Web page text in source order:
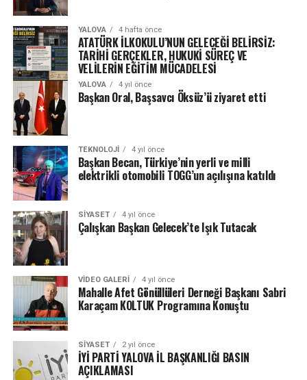
YALOVA 4 hafta önce
ATATÜRK İLKOKULU’NUN GELECEĞİ BELİRSİZ:
TARİHİ GERÇEKLER, HUKUKİ SÜREÇ VE
VELİLERİN EĞİTİM MÜCADELESİ
YALOVA 4 yıl önce
Başkan Oral, Başsavcı Öksüz’ü ziyaret etti
TEKNOLOJI 4 yıl önce
Başkan Becan, Türkiye’nin yerli ve milli
elektrikli otomobili TOGG’un açılışına katıldı
SIYASET 4 yıl önce
Çalışkan Başkan Gelecek’te Işık Tutacak
VIDEO GALERI 4 yıl önce
Mahalle Afet Gönüllüleri Derneği Başkanı Sabri
Karaçam KOLTUK Programına Konuştu
SIYASET 2 yıl önce
İYİ PARTİ YALOVA İL BAŞKANLIĞI BASIN
AÇIKLAMASI